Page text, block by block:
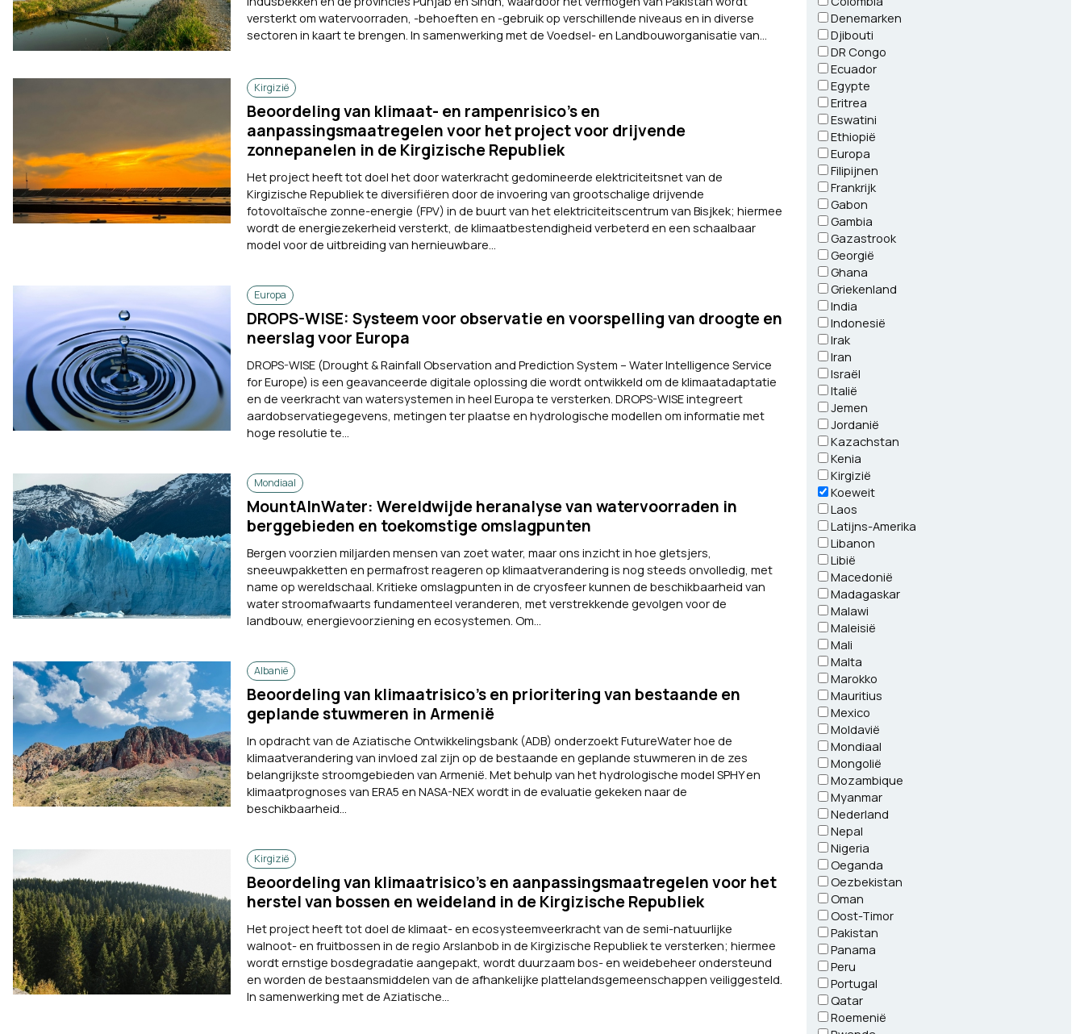
versterkt om watervoorraden, -behoeften en -gebruik op verschillende niveaus en in diverse
sectoren in kaart te brengen. In samenwerking met de Voedsel- en Landbouworganisatie van...
Kirgizië
Beoordeling van klimaat- en rampenrisico’s en
aanpassingsmaatregelen voor het project voor drijvende
zonnepanelen in de Kirgizische Republiek
Het project heeft tot doel het door waterkracht gedomineerde elektriciteitsnet van de
Kirgizische Republiek te diversifiëren door de invoering van grootschalige drijvende
fotovoltaïsche zonne-energie (FPV) in de buurt van het elektriciteitscentrum van Bisjkek; hiermee
wordt de energiezekerheid versterkt, de klimaatbestendigheid verbeterd en een schaalbaar
model voor de uitbreiding van hernieuwbare...
Europa
DROPS-WISE: Systeem voor observatie en voorspelling van droogte en
neerslag voor Europa
DROPS-WISE (Drought & Rainfall Observation and Prediction System – Water Intelligence Service
for Europe) is een geavanceerde digitale oplossing die wordt ontwikkeld om de klimaatadaptatie
en de veerkracht van watersystemen in heel Europa te versterken. DROPS-WISE integreert
aardobservatiegegevens, metingen ter plaatse en hydrologische modellen om informatie met
hoge resolutie te...
Mondiaal
MountAInWater: Wereldwijde heranalyse van watervoorraden in
berggebieden en toekomstige omslagpunten
Bergen voorzien miljarden mensen van zoet water, maar ons inzicht in hoe gletsjers,
sneeuwpakketten en permafrost reageren op klimaatverandering is nog steeds onvolledig, met
name op wereldschaal. Kritieke omslagpunten in de cryosfeer kunnen de beschikbaarheid van
water stroomafwaarts fundamenteel veranderen, met verstrekkende gevolgen voor de
landbouw, energievoorziening en ecosystemen. Om...
Albanië
Beoordeling van klimaatrisico’s en prioritering van bestaande en
geplande stuwmeren in Armenië
In opdracht van de Aziatische Ontwikkelingsbank (ADB) onderzoekt FutureWater hoe de
klimaatverandering van invloed zal zijn op de bestaande en geplande stuwmeren in de zes
belangrijkste stroomgebieden van Armenië. Met behulp van het hydrologische model SPHY en
klimaatprognoses van ERA5 en NASA-NEX wordt in de evaluatie gekeken naar de
beschikbaarheid...
Kirgizië
Beoordeling van klimaatrisico’s en aanpassingsmaatregelen voor het
herstel van bossen en weideland in de Kirgizische Republiek
Het project heeft tot doel de klimaat- en ecosysteemveerkracht van de semi-natuurlijke
walnoot- en fruitbossen in de regio Arslanbob in de Kirgizische Republiek te versterken; hiermee
wordt ernstige bosdegradatie aangepakt, wordt duurzaam bos- en weidebeheer ondersteund
en worden de bestaansmiddelen van de afhankelijke plattelandsgemeenschappen veiliggesteld.
In samenwerking met de Aziatische...
Denemarken
Djibouti
DR Congo
Ecuador
Egypte
Eritrea
Eswatini
Ethiopië
Europa
Filipijnen
Frankrijk
Gabon
Gambia
Gazastrook
Georgië
Ghana
Griekenland
India
Indonesië
Irak
Iran
Israël
Italië
Jemen
Jordanië
Kazachstan
Kenia
Kirgizië
Koeweit
Laos
Latijns-Amerika
Libanon
Libië
Macedonië
Madagaskar
Malawi
Maleisië
Mali
Malta
Marokko
Mauritius
Mexico
Moldavië
Mondiaal
Mongolië
Mozambique
Myanmar
Nederland
Nepal
Nigeria
Oeganda
Oezbekistan
Oman
Oost-Timor
Pakistan
Panama
Peru
Portugal
Qatar
Roemenië